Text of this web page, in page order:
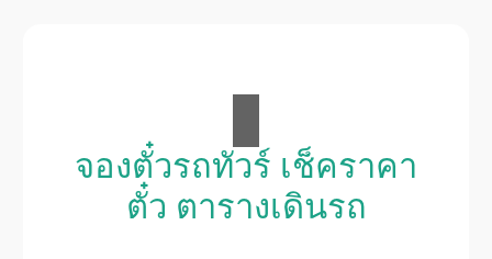
จองตั๋วรถทัวร์ เช็คราคา
ตั๋ว ตารางเดินรถ